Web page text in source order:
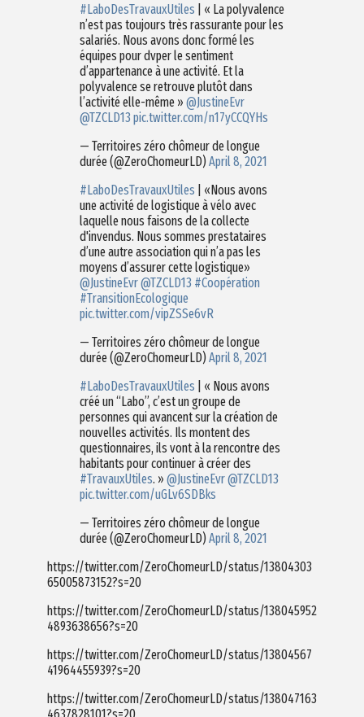
#LaboDesTravauxUtiles | « La polyvalence
n’est pas toujours très rassurante pour les
salariés. Nous avons donc formé les
équipes pour dvper le sentiment
d’appartenance à une activité. Et la
polyvalence se retrouve plutôt dans
l’activité elle-même » @JustineEvr
@TZCLD13 pic.twitter.com/n17yCCQYHs
— Territoires zéro chômeur de longue
durée (@ZeroChomeurLD)April 8, 2021
#LaboDesTravauxUtiles | «Nous avons
une activité de logistique à vélo avec
laquelle nous faisons de la collecte
d'invendus. Nous sommes prestataires
d’une autre association qui n’a pas les
moyens d’assurer cette logistique»
@JustineEvr@TZCLD13 #Coopération
#TransitionEcologique
pic.twitter.com/vipZSSe6vR
— Territoires zéro chômeur de longue
durée (@ZeroChomeurLD)April 8, 2021
#LaboDesTravauxUtiles | « Nous avons
créé un “Labo”, c’est un groupe de
personnes qui avancent sur la création de
nouvelles activités. Ils montent des
questionnaires, ils vont à la rencontre des
habitants pour continuer à créer des
#TravauxUtiles. » @JustineEvr@TZCLD13
pic.twitter.com/uGLv6SDBks
— Territoires zéro chômeur de longue
durée (@ZeroChomeurLD)April 8, 2021
https://twitter.com/ZeroChomeurLD/status/13804303
65005873152?s=20
https://twitter.com/ZeroChomeurLD/status/138045952
4893638656?s=20
https://twitter.com/ZeroChomeurLD/status/13804567
41964455939?s=20
https://twitter.com/ZeroChomeurLD/status/138047163